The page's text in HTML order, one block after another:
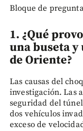
Bloque de
1. ¿Qué
una buseta
de Oriente?
Las causas del
investigación. Las
seguridad del
dos vehículos
exceso de